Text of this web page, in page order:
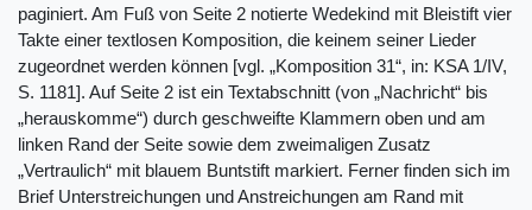
paginiert. Am Fuß von Seite 2 notierte Wedekind mit Bleistift vier
Takte einer textlosen Komposition, die keinem seiner Lieder
zugeordnet werden können [vgl. „Komposition 31“, in: KSA 1/IV,
S. 1181]. Auf Seite 2 ist ein Textabschnitt (von „Nachricht“ bis
„herauskomme“) durch geschweifte Klammern oben und am
linken Rand der Seite sowie dem zweimaligen Zusatz
„Vertraulich“ mit blauem Buntstift markiert. Ferner finden sich im
Brief Unterstreichungen und Anstreichungen am Rand mit